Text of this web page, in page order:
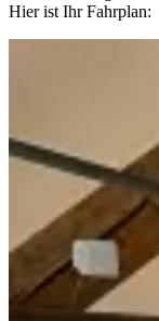
Hier ist Ihr Fahrplan: